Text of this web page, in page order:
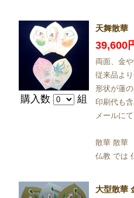
購入数 組
天舞散華
39,600
両面、金
従来品よ
形状が蓮
印刷代も
メールに
散華 散華
仏教 では
大型散華